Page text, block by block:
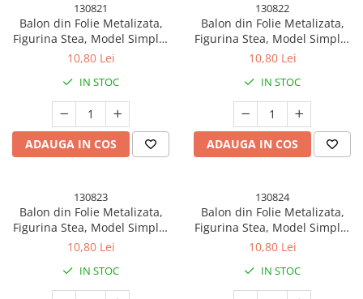
130821
Balon din Folie Metalizata,
Figurina Stea, Model Simplu,
Tematica Aniversare, 40 cm,
Umflare cu Aer sau Heliu,
Negru
10,80 Lei
IN STOC
ADAUGA IN COS
130822
Balon din Folie Metalizata,
Figurina Stea, Model Simplu,
Tematica Aniversare, 40 cm,
Umflare cu Aer sau Heliu,
Bleu
10,80 Lei
IN STOC
ADAUGA IN COS
130823
Balon din Folie Metalizata,
Figurina Stea, Model Simplu,
Tematica Aniversare, 40 cm,
Umflare cu Aer sau Heliu,
Albastru
10,80 Lei
IN STOC
130824
Balon din Folie Metalizata,
Figurina Stea, Model Simplu,
Tematica Aniversare, 40 cm,
Umflare cu Aer sau Heliu, Mov
10,80 Lei
IN STOC